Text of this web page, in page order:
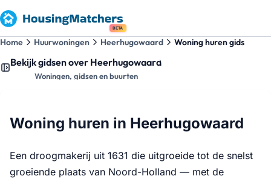
BETA
Home Huurwoningen Heerhugowaard Woning huren gids
Bekijk gidsen over Heerhugowaard
Woningen, gidsen en buurten
Woning huren in Heerhugowaard
Een droogmakerij uit 1631 die uitgroeide tot de snelst
groeiende plaats van Noord-Holland — met de